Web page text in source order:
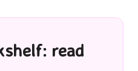
read